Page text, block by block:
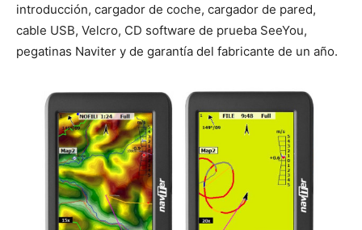
introducción, cargador de coche, cargador de pared,
cable USB, Velcro, CD software de prueba SeeYou,
pegatinas Naviter y de garantía del fabricante de un año.